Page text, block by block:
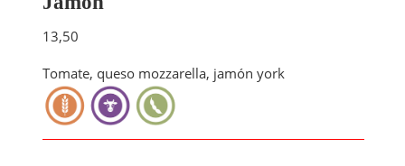
13,50
Tomate, queso mozzarella, jamón york